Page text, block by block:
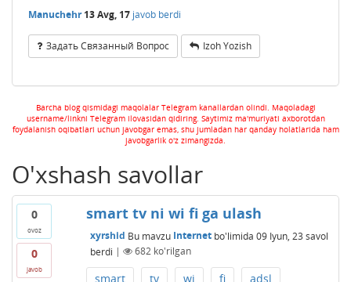
Manuchehr 13 Avg, 17 javob berdi
Задать Связанный Вопрос Izoh Yozish
Barcha blog qismidagi maqolalar Telegram kanallardan olindi. Maqoladagi
username/linkni Telegram ilovasidan qidiring. Saytimiz ma'muriyati axborotdan
foydalanish oqibatlari uchun javobgar emas, shu jumladan har qanday holatlarida ham
javobgarlik o'z zimangizda.
O'xshash savollar
0
ovoz
0
javob
smart tv ni wi fi ga ulash
xyrshid Bu mavzu Internetbo'limida 09 Iyun, 23 savol
berdi | 682ko'rilgan
smart tv wi fi adsl